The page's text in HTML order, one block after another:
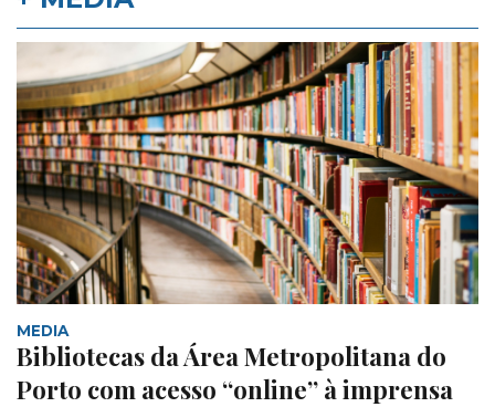
MEDIA
Bibliotecas da Área Metropolitana do
Porto com acesso “online” à imprensa